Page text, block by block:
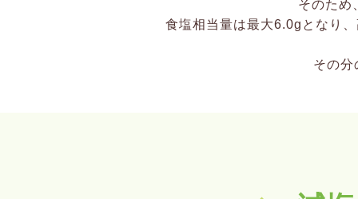
そのため
食塩相当量は最大6.0gとなり
その分